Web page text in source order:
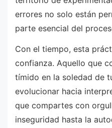
errores no solo están
parte esencial del
Con el tiempo, esta
confianza. Aquello que
tímido en la soledad de
evolucionar hacia
que compartes con
inseguridad hasta la